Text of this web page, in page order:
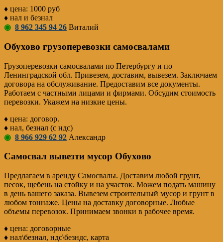
♦ цена: 1000 руб
♦ нал и безнал
◉ 8 962 345 94 26 Виталий
Обухово грузоперевозки самосвалами
Грузоперевозки самосвалами по Петербургу и по
Ленинградской обл. Привезем, доставим, вывезем. Заключаем
договора на обслуживание. Предоставим все документы.
Работаем с частными лицами и фирмами. Обсудим стоимость
перевозки. Укажем на низкие цены.
♦ цена: договор.
♦ нал, безнал (с ндс)
◉ 8 966 929 62 92 Александр
Самосвал вывезти мусор Обухово
Предлагаем в аренду Самосвалы. Доставим любой грунт,
песок, щебень на стойку и на участок. Можем подать машину
в день вашего заказа. Вывезем строительный мусор и грунт в
любом тоннаже. Цены на доставку договорные. Любые
объемы перевозок. Принимаем звонки в рабочее время.
♦ цена: договорные
♦ нал\безнал, ндс\безндс, карта